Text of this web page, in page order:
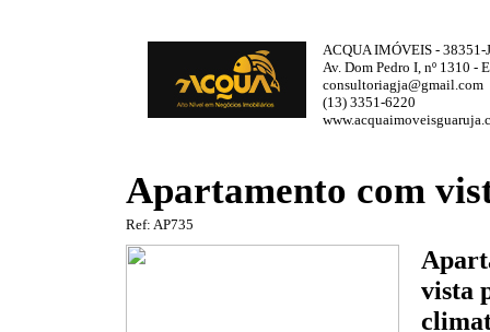
ACQUA IMÓVEIS - 38351-J
Av. Dom Pedro I, nº 1310 -
consultoriagja@gmail.com
(13) 3351-6220
Apartamento com
Ref: AP735
vista